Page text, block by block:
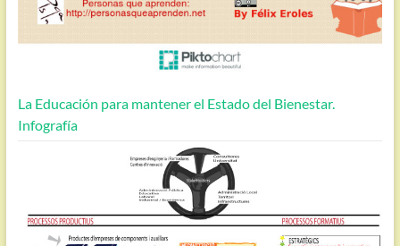
La Educación para mantener el Estado del Bienestar.
Infografía